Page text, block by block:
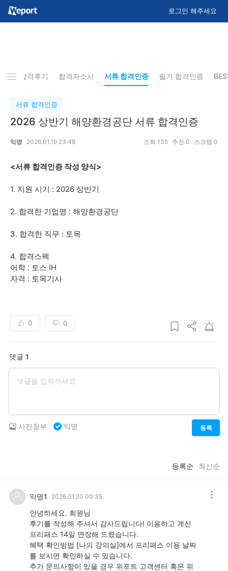
로그인 해주세요
최종합격후기 합격자소서 서류 합격인증 필기 합격인증
서류 합격인증
2026 상반기 해양환경공단 서류 합격인증
익명 2026.01.19 23:48 조회 135 추천 0 스크랩 0
<서류 합격인증 작성 양식>
1. 지원 시기 : 2026 상반기
2. 합격한 기업명 : 해양환경공단
3. 합격한 직무 : 토목
4. 합격스펙
어학 : 토스 IH
자격 : 토목기사
0 0
댓글 1
등록
사진첨부 익명
등록순 최신순
익명1 2026.01.20 00:35
안녕하세요. 회원님
후기를 작성해 주셔서 감사드립니다! 이용하고 계신
프리패스 14일 연장해 드렸습니다.
혜택 확인방법 [나의 강의실]에서 프리패스 이용 날짜
를 보시면 확인하실 수 있습니다.
추가 문의사항이 있을 경우 위포트 고객센터 혹은 위